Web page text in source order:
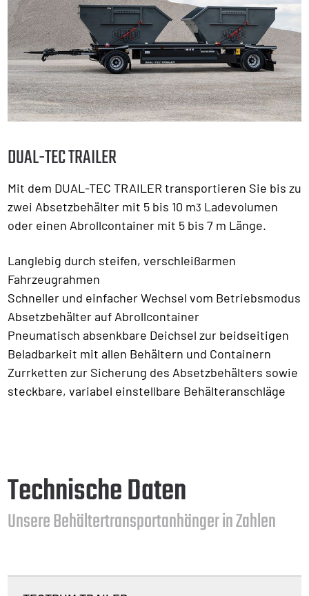
DUAL-TEC TRAILER
Mit dem DUAL-TEC TRAILER transportieren Sie bis zu
zwei Absetzbehälter mit 5 bis 10 m3 Ladevolumen
oder einen Abrollcontainer mit 5 bis 7 m Länge.
Langlebig durch steifen, verschleißarmen
Fahrzeugrahmen
Schneller und einfacher Wechsel vom Betriebsmodus
Absetzbehälter auf Abrollcontainer
Pneumatisch absenkbare Deichsel zur beidseitigen
Beladbarkeit mit allen Behältern und Containern
Zurrketten zur Sicherung des Absetzbehälters sowie
steckbare, variabel einstellbare Behälteranschläge
Technische Daten
Unsere Behältertransportanhänger in Zahlen